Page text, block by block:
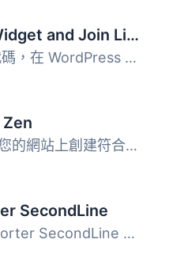
WP Telegram Widget and Join Link
p>使用簡單的短代碼，在 WordPress Widget 或任何地方顯示 Te...
Zen
這個外掛將自動在您的網站上創建符合 Yandex 的技術要求 的新...
SecondLine
使用 Podcast Importer SecondLine 外掛，自動同步播客 RSS ...